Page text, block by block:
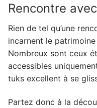
Rencontre
Rien de tel qu’une
incarnent le
Nombreux sont ceux
accessibles
tuks excellent à se
Partez donc à la